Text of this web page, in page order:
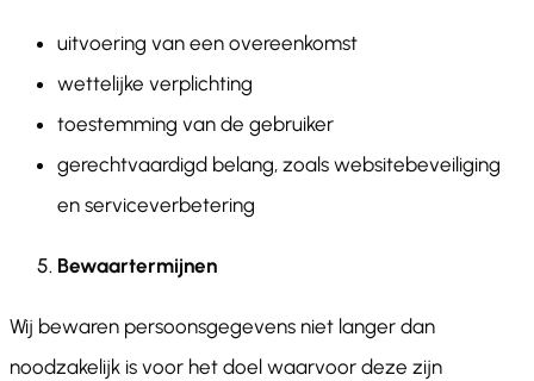
uitvoering van een overeenkomst
wettelijke verplichting
toestemming van de gebruiker
gerechtvaardigd belang, zoals websitebeveiliging
en serviceverbetering
Bewaartermijnen
Wij bewaren persoonsgegevens niet langer dan
noodzakelijk is voor het doel waarvoor deze zijn